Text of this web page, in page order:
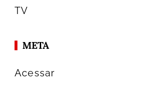
TV
META
Acessar